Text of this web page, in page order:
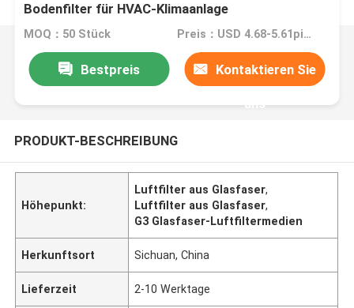
Bodenfilter für HVAC-Klimaanlage
MOQ：50 Stück Preis：USD 4.68-5.61piece
Bestpreis Kontaktieren Sie
uns
PRODUKT-BESCHREIBUNG
Höhepunkt:
Luftfilter aus Glasfaser,
Luftfilter aus Glasfaser,
G3 Glasfaser-Luftfiltermedien
Herkunftsort Sichuan, China
Lieferzeit 2-10 Werktage